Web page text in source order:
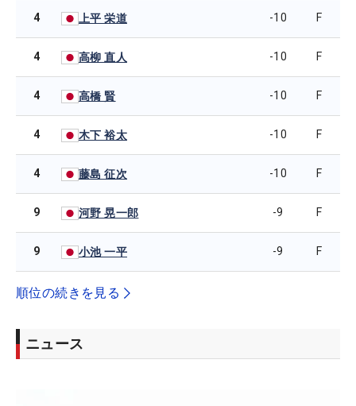
4 上平 栄道 -10 F
4 高柳 直人 -10 F
4 高橋 賢 -10 F
4 木下 裕太 -10 F
4 藤島 征次 -10 F
9 河野 晃一郎 -9 F
9 小池 一平 -9 F
順位の続きを見る
ニュース